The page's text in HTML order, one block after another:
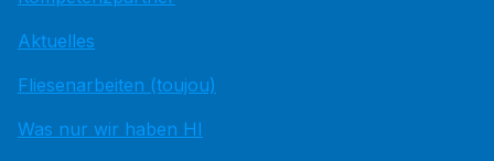
Aktuelles
Fliesenarbeiten (toujou)
Was nur wir haben HI